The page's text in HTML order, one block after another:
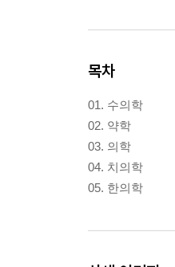
목차
01. 수의학
02. 약학
03. 의학
04. 치의학
05. 한의학